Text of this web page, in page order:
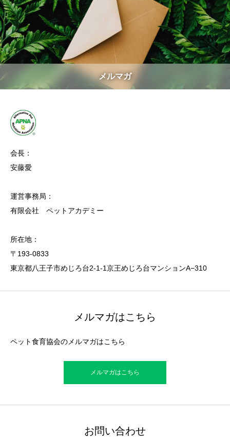
メルマガ
会長：
安藤愛
運営事務局：
有限会社 ペットアカデミー
所在地：
〒193-0833
東京都八王子市めじろ台2-1-1京王めじろ台マンションA−310
メルマガはこちら
ペット食育協会のメルマガはこちら
メルマガはこちら
お問い合わせ